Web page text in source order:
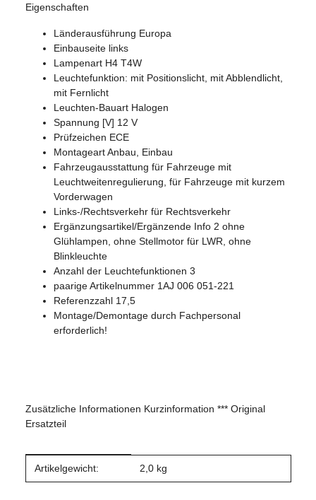
Eigenschaften
Länderausführung Europa
Einbauseite links
Lampenart H4 T4W
Leuchtefunktion: mit Positionslicht, mit Abblendlicht,
mit Fernlicht
Leuchten-Bauart Halogen
Spannung [V] 12 V
Prüfzeichen ECE
Montageart Anbau, Einbau
Fahrzeugausstattung für Fahrzeuge mit
Leuchtweitenregulierung, für Fahrzeuge mit kurzem
Vorderwagen
Links-/Rechtsverkehr für Rechtsverkehr
Ergänzungsartikel/Ergänzende Info 2 ohne
Glühlampen, ohne Stellmotor für LWR, ohne
Blinkleuchte
Anzahl der Leuchtefunktionen 3
paarige Artikelnummer 1AJ 006 051-221
Referenzzahl 17,5
Montage/Demontage durch Fachpersonal
erforderlich!
Zusätzliche Informationen Kurzinformation *** Original
Ersatzteil
Produkteigenschaft
Wert
Artikelgewicht: 2,0 kg